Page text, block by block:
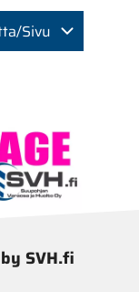
Sivu
SVH.fi